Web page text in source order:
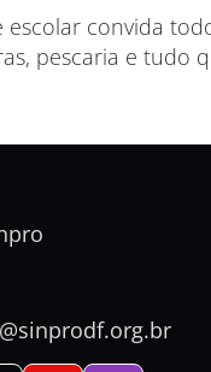
escolar convida
pescaria e tudo